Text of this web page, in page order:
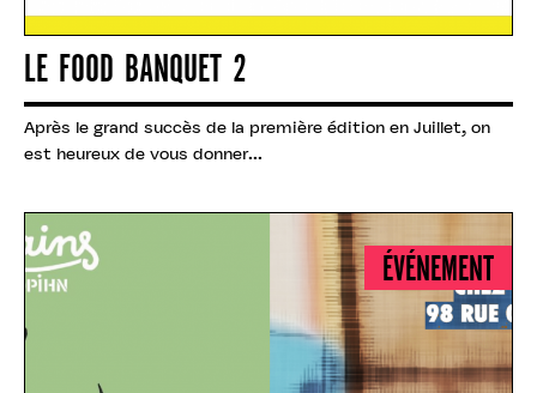
LE FOOD BANQUET 2
Après le grand succès de la première édition en Juillet, on
est heureux de vous donner...
ÉVÉNEMENT